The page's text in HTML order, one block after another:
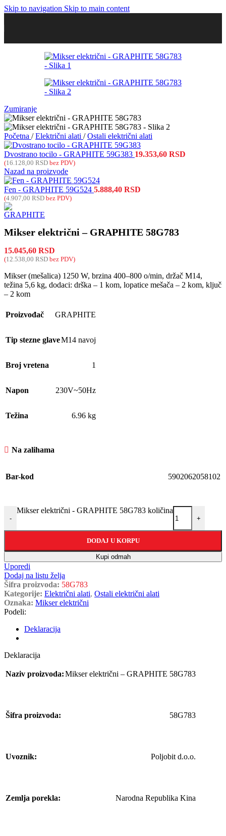
Skip to navigation Skip to main content
Zumiranje
Početna / Električni alati / Ostali električni alati
Dvostrano tocilo - GRAPHITE 59G383 19.353,60 RSD
(16.128,00 RSD bez PDV)
Nazad na proizvode
Fen - GRAPHITE 59G524 5.888,40 RSD
(4.907,00 RSD bez PDV)
Mikser električni – GRAPHITE 58G783
15.045,60 RSD
(12.538,00 RSD bez PDV)
Mikser (mešalica) 1250 W, brzina 400–800 o/min, držač M14,
težina 5,6 kg, dodaci: drška – 1 kom, lopatice mešača – 2 kom, ključ
– 2 kom
Proizvođač GRAPHITE
Tip stezne glaveM14 navoj
Broj vretena 1
Napon 230V~50Hz
Težina 6.96 kg
Na zalihama
Bar-kod 5902062058102
-
Mikser električni - GRAPHITE 58G783 količina
+
DODAJ U KORPU
Kupi odmah
Uporedi
Dodaj na listu želja
Šifra proizvoda: 58G783
Kategorije: Električni alati, Ostali električni alati
Oznaka: Mikser električni
Podeli:
Deklaracija
Deklaracija
Naziv proizvoda:Mikser električni – GRAPHITE 58G783
Šifra proizvoda: 58G783
Uvoznik: Poljobit d.o.o.
Zemlja porekla: Narodna Republika Kina